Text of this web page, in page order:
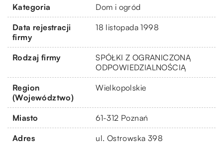
Kategoria Dom i ogród
Data rejestracji
firmy
18 listopada 1998
Rodzaj firmy
SPÓŁKI Z OGRANICZONĄ
ODPOWIEDZIALNOŚCIĄ
Region
(Województwo)
Wielkopolskie
Miasto 61-312 Poznań
Adres ul. Ostrowska 398